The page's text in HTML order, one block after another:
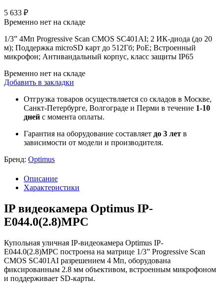
5 633 ₽
Временно нет на складе
1/3” 4Мп Progressive Scan CMOS SC401AI; 2 ИК-диода (до 20
м); Поддержка microSD карт до 512Гб; PoE; Встроенный
микрофон; Антивандальный корпус, класс защиты IР65
Временно нет на складе
Добавить в закладки
Отгрузка товаров осуществляется со складов в Москве,
Санкт-Петербурге, Волгограде и Перми в течение 1-10
дней с момента оплаты.
Гарантия на оборудование составляет до 3 лет в
зависимости от модели и производителя.
Бренд: Optimus
Описание
Характеристики
IP видеокамера Optimus IP-
E044.0(2.8)MPC
Купольная уличная IP-видеокамера Optimus IP-
E044.0(2.8)MPC построена на матрице 1/3” Progressive Scan
CMOS SC401AI разрешением 4 Мп, оборудована
фиксированным 2.8 мм объективом, встроенным микрофоном
и поддерживает SD-карты.